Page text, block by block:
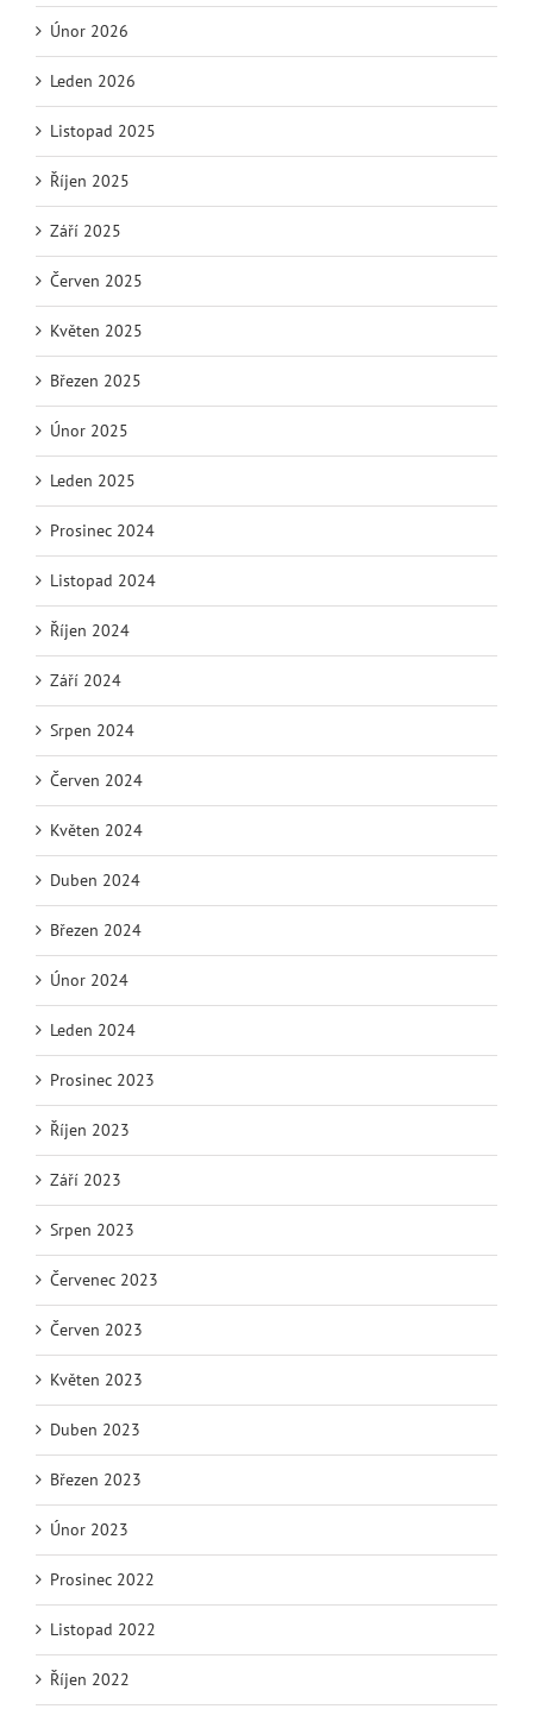
Únor 2026
Leden 2026
Listopad 2025
Říjen 2025
Září 2025
Červen 2025
Květen 2025
Březen 2025
Únor 2025
Leden 2025
Prosinec 2024
Listopad 2024
Říjen 2024
Září 2024
Srpen 2024
Červen 2024
Květen 2024
Duben 2024
Březen 2024
Únor 2024
Leden 2024
Prosinec 2023
Říjen 2023
Září 2023
Srpen 2023
Červenec 2023
Červen 2023
Květen 2023
Duben 2023
Březen 2023
Únor 2023
Prosinec 2022
Listopad 2022
Říjen 2022